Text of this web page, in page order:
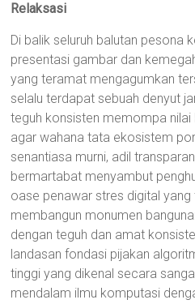
Relaksasi
Di balik seluruh balutan pesona
presentasi gambar dan
yang teramat mengagumkan
selalu terdapat sebuah denyut
teguh konsisten memompa
agar wahana tata ekosistem
senantiasa murni, adil
bermartabat menyambut
oase penawar stres digital
membangun monumen
dengan teguh dan amat
landasan fondasi pijakan
tinggi yang dikenal secara
mendalam ilmu komputasi